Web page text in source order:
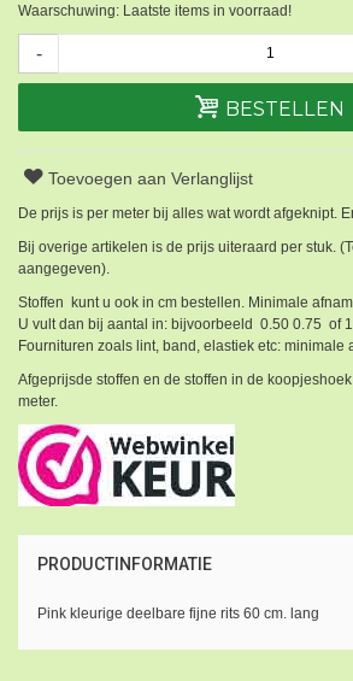
Waarschuwing: Laatste items in voorraad!
-
BESTELLEN
Toevoegen aan Verlanglijst
De prijs is per meter bij alles wat wordt afgeknipt.
Bij overige artikelen is de prijs uiteraard per stuk.
aangegeven).
Stoffen kunt u ook in cm bestellen. Minimale
U vult dan bij aantal in: bijvoorbeeld 0.50 0.75 of
Fournituren zoals lint, band, elastiek etc: minimale
Afgeprijsde stoffen en de stoffen in de
meter.
PRODUCTINFORMATIE
Pink kleurige deelbare fijne rits 60 cm. lang